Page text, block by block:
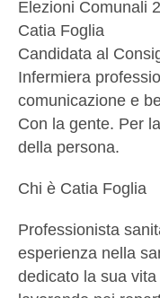
Elezioni Comunali
Catia Foglia
Candidata al
Infermiera
comunicazione e
Con la gente. Per
della persona.
Chi è Catia Foglia
Professionista
esperienza nella
dedicato la sua